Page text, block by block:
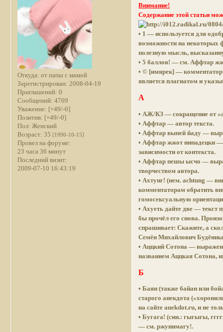
Откуда: от папы с мамой
Зарегистрирован: 2008-04-19
Приглашений: 0
Сообщений: 4709
Уважение: [+49/-0]
Позитив: [+49/-0]
Пол: Женский
Возраст: 35 [1990-10-15]
Провел на форуме:
23 часа 36 минут
Последний визит:
2009-07-10 16:43:19
Внимание!
Содержание этой статьи
• 1 — используется для
возможности на некоторых
полезную мысль,
• 5 баллов! — см. Аффтар
• © [имярек] — комментатор
является плагиатом и
А
• АЖ/КЗ — сокращение от
• Аффтар — автор текста.
• Аффтар выпей йаду —
• Аффтар жжот нипадецки —
зависимости от контекста.
• Аффтар пешы ысчо —
творчеством автора.
• Ахтунг! (нем. achtung —
комментаторам обратить
гомосексуальную
• Ахуеть дайте две — текст
бы прочёл его снова.
спрашивает: Скажите, а
Семён Михайлович
• Аццкий Сотона —
названием Аццкая Сотона,
Б
• Баян (также байан или
старого анекдота
на сайте anekdot.ru, и не
• Бугага! (син.: гыгыгы,
— см. ржунимагу!.